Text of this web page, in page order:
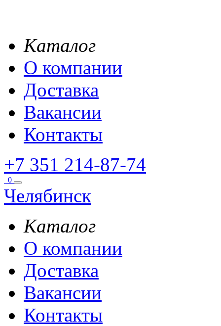
Каталог
О компании
Доставка
Вакансии
Контакты
+7 351 214-87-74
0
Челябинск
Каталог
О компании
Доставка
Вакансии
Контакты